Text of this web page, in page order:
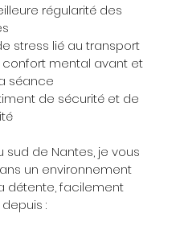
régularité des
stress lié au transport
confort mental avant et
séance
de sécurité et de
sud de Nantes, je vous
un environnement
détente, facilement
: